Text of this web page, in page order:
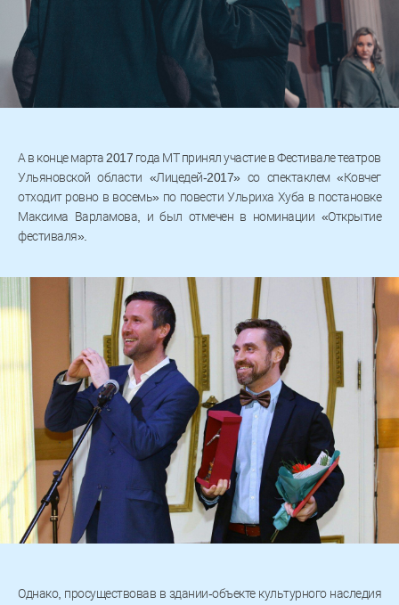
А в конце марта 2017 года МТ принял участие в Фестивале театров
Ульяновской области «Лицедей-2017» со спектаклем «Ковчег
отходит ровно в восемь» по повести Ульриха Хуба в постановке
Максима Варламова, и был отмечен в номинации «Открытие
фестиваля».
Однако, просуществовав в здании-объекте культурного наследия